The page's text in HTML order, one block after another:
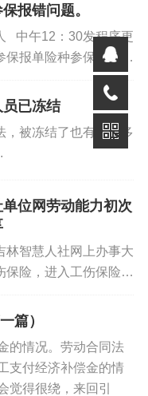
202407/t2024070
行辅助生殖技术（如
的医疗机构进行。这
分，每年只需支付一
费用，医保会全额支
报错问题。
中午12：30发程序更
保报单险种参保报错问
安排办公时间。...
已冻结
，被冻结了也有可能多
位网劳动能力初次
林智慧人社网上办事大
保险，进入工伤保险系
击劳动能力鉴定申
定申请主要包含五个...
篇）
的情况。劳动合同法
支付经济补偿金的情
觉得很绕，来回引